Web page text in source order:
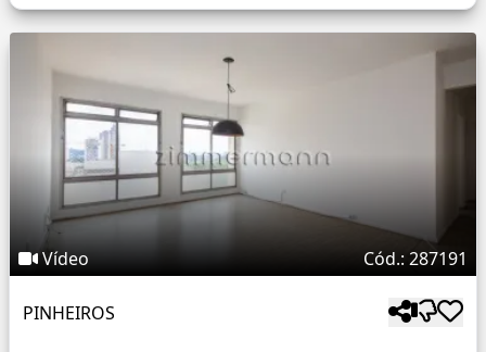
Vídeo Cód.: 287191
PINHEIROS